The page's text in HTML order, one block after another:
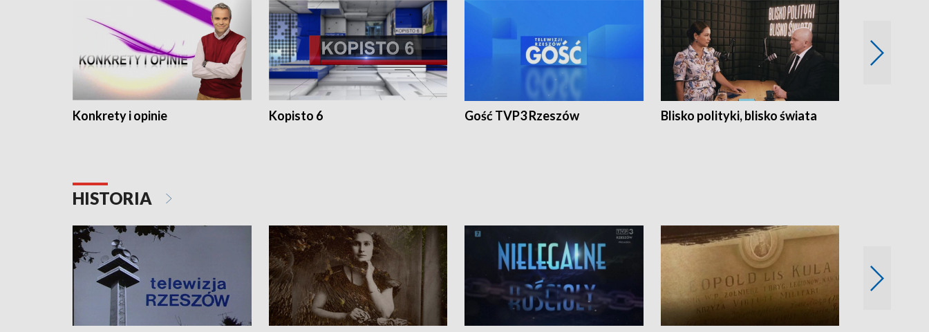
Konkrety i opinie Kopisto 6 Gość TVP3 Rzeszów Blisko polityki, blisko świata
HISTORIA